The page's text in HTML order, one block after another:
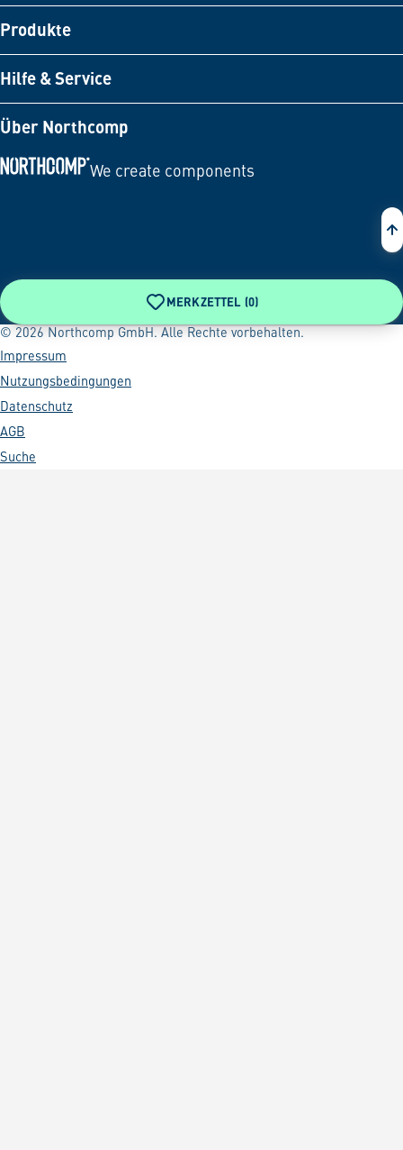
Produkte
Hilfe & Service
Über Northcomp
We create components
MERKZETTEL (0)
© 2026 Northcomp GmbH. Alle Rechte vorbehalten.
Impressum
Nutzungsbedingungen
Datenschutz
AGB
Suche